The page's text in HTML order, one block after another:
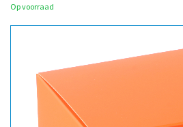
Op voorraad